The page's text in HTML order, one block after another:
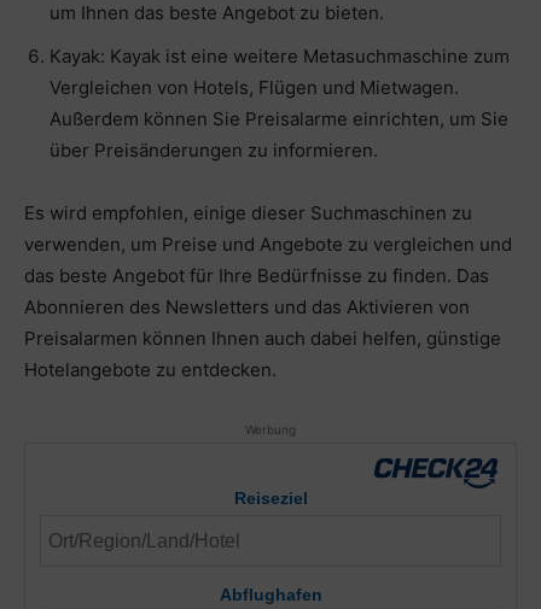
um Ihnen das beste Angebot zu bieten.
Kayak: Kayak ist eine weitere Metasuchmaschine zum
Vergleichen von Hotels, Flügen und Mietwagen.
Außerdem können Sie Preisalarme einrichten, um Sie
über Preisänderungen zu informieren.
Es wird empfohlen, einige dieser Suchmaschinen zu
verwenden, um Preise und Angebote zu vergleichen und
das beste Angebot für Ihre Bedürfnisse zu finden. Das
Abonnieren des Newsletters und das Aktivieren von
Preisalarmen können Ihnen auch dabei helfen, günstige
Hotelangebote zu entdecken.
Werbung
Reiseziel
Abflughafen